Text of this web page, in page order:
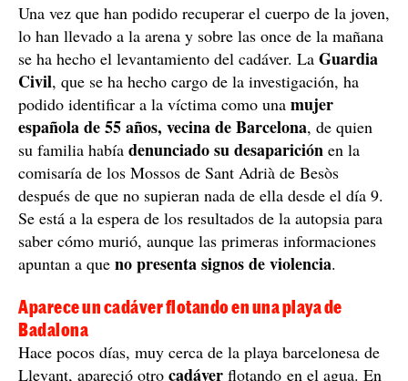
Una vez que han podido recuperar el cuerpo de la joven,
lo han llevado a la arena y sobre las once de la mañana
se ha hecho el levantamiento del cadáver. La Guardia
Civil, que se ha hecho cargo de la investigación, ha
podido identificar a la víctima como una mujer
española de 55 años, vecina de Barcelona, ​​de quien
su familia había denunciado su desaparición en la
comisaría de los Mossos de Sant Adrià de Besòs
después de que no supieran nada de ella desde el día 9.
Se está a la espera de los resultados de la autopsia para
saber cómo murió, aunque las primeras informaciones
apuntan a que no presenta signos de violencia.
Aparece un cadáver flotando en una playa de
Badalona
Hace pocos días, muy cerca de la playa barcelonesa de
Llevant, apareció otro cadáver flotando en el agua. En